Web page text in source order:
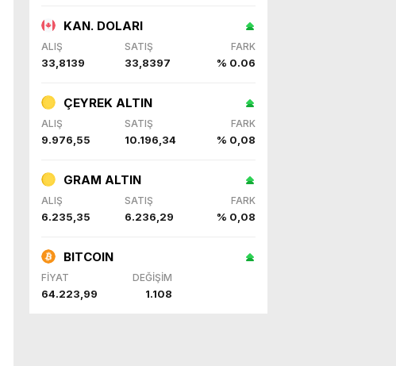
KAN. DOLARI
ALIŞ SATIŞ FARK
33,8139 33,8397 % 0.06
ÇEYREK ALTIN
ALIŞ SATIŞ FARK
9.976,55 10.196,34 % 0,08
GRAM ALTIN
ALIŞ SATIŞ FARK
6.235,35 6.236,29 % 0,08
BITCOIN
FİYAT DEĞİŞİM
64.223,99 1.108